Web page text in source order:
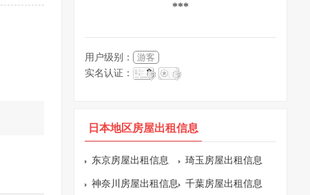
***
用户级别：
游客
实名认证：
日本地区房屋出租信息
东京房屋出租信息 琦玉房屋出租信息
神奈川房屋出租信息 千葉房屋出租信息